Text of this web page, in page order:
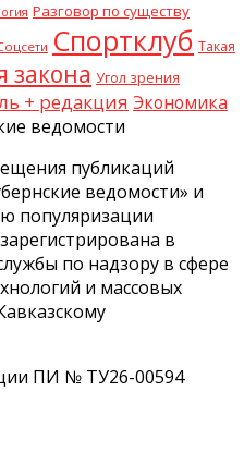
Разговор по существу
Спортклуб Такая
закона Угол зрения
+ редакция Экономика
публикаций
ведомости» и
популяризации
в
по надзору в сфере
и массовых
ПИ № ТУ26-00594